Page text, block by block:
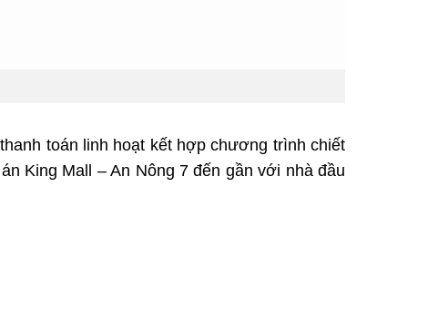
toán linh hoạt kết hợp chương trình chiết
King Mall – An Nông 7đến gần với nhà đầu